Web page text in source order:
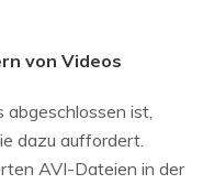
von Videos
abgeschlossen ist,
dazu auffordert.
AVI-Dateien in der